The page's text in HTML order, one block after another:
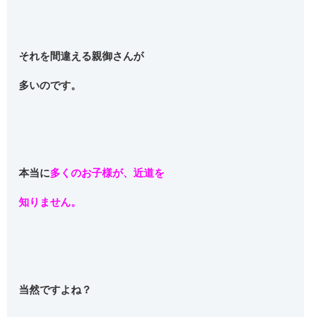
それを間違える親御さんが
多いのです。
本当に多くのお子様が、近道を
知りません。
当然ですよね？